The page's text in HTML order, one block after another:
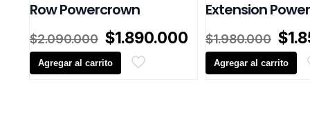
Row Powercrown
$2.090.000 El
precio
original
$1.890.000
precio
actual
Agregar al carrito
Extension
$1.980.000 El
$
Agregar al carrito